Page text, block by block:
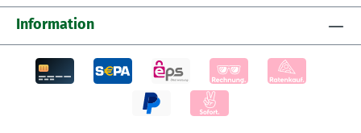
Information